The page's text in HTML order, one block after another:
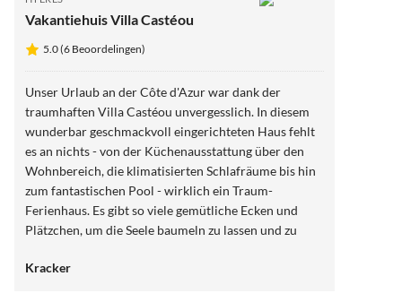
Vakantiehuis Villa Castéou
5.0 (6 Beoordelingen)
Unser Urlaub an der Côte d'Azur war dank der
traumhaften Villa Castéou unvergesslich. In diesem
wunderbar geschmackvoll eingerichteten Haus fehlt
es an nichts - von der Küchenausstattung über den
Wohnbereich, die klimatisierten Schlafräume bis hin
zum fantastischen Pool - wirklich ein Traum-
Ferienhaus. Es gibt so viele gemütliche Ecken und
Plätzchen, um die Seele baumeln zu lassen und zu
seinen persönlichen Lieblingsort. Die fußläufige Nähe
Kracker